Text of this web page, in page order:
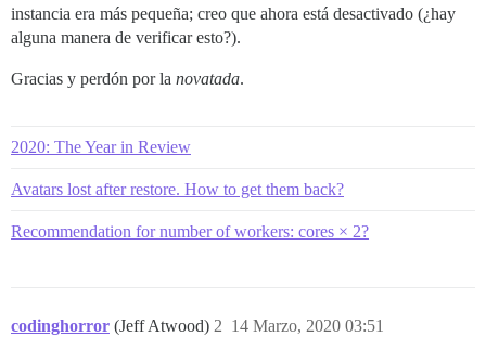
instancia era más pequeña; creo que ahora está desactivado (¿hay
alguna manera de verificar esto?).
Gracias y perdón por la novatada.
2020: The Year in Review
Avatars lost after restore. How to get them back?
Recommendation for number of workers: cores × 2?
codinghorror (Jeff Atwood) 14 Marzo, 2020 03:51
2